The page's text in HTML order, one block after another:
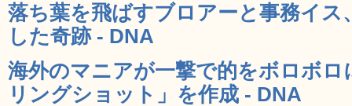
落ち葉を飛ばすブロアーと事務イス
した奇跡 - DNA
海外のマニアが一撃で的をボロボロ
リングショット」を作成 - DNA